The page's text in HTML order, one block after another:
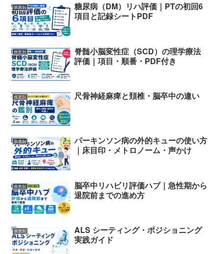
疾患別
糖尿病（DM）リハ評価｜PTの初回6
項目と記録シートPDF
疾患別
脊髄小脳変性症（SCD）の理学療法
評価｜項目・順番・PDF付き
疾患別 尺骨神経麻痺と頚椎・脳卒中の違い
疾患別
パーキンソン病の外的キューの使い方
｜床目印・メトロノーム・声かけ
疾患別
脳卒中リハビリ評価ハブ｜急性期から
退院前までの進め方
疾患別
ALS シーティング・ポジショニング
実践ガイド